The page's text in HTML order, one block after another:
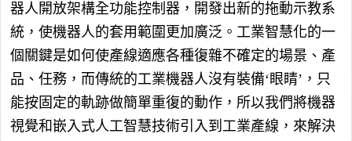
器人開放架構全功能控制器，開發出新的拖動示教系
統，使機器人的套用範圍更加廣泛。工業智慧化的一
個關鍵是如何使產線適應各種復雜不確定的場景、產
品、任務，而傳統的工業機器人沒有裝備‘眼睛’，只
能按固定的軌跡做簡單重復的動作，所以我們將機器
視覺和嵌入式人工智慧技術引入到工業產線，來解決